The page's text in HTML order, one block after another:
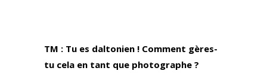
TM : Tu es daltonien ! Comment gères-
tu cela en tant que photographe ?